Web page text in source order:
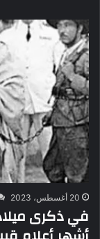
20 أغسطس، 2023
في ذكرى